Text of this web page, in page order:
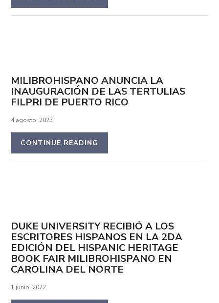
MILIBROHISPANO ANUNCIA LA
INAUGURACIÓN DE LAS TERTULIAS
FILPRI DE PUERTO RICO
4 agosto, 2023
CONTINUE READING
DUKE UNIVERSITY RECIBIÓ A LOS
ESCRITORES HISPANOS EN LA 2DA
EDICIÓN DEL HISPANIC HERITAGE
BOOK FAIR MILIBROHISPANO EN
CAROLINA DEL NORTE
1 junio, 2022